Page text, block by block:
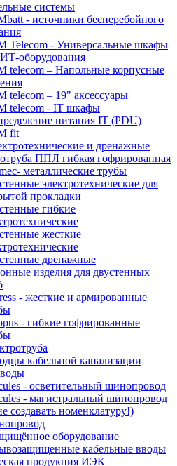
системы
- источники бесперебойного
Telecom - Универсальные шкафы
оборудования
telecom – Напольные корпусные
telecom – 19" аксессуары
telecom - IT шкафы
питания IT (PDU)
fit
и дренажные
ППЛ гибкая гофрированная
металлические трубы
электротехнические для
прокладки
гибкие
жесткие
дренажные
изделия для двустенных
- жесткие и армированные
- гибкие гофрированные
кабельной канализации
- осветительный шинопровод
- магистральный шинопровод
создавать номенклатуру!)
оборудование
кабельные вводы
продукция ИЭК